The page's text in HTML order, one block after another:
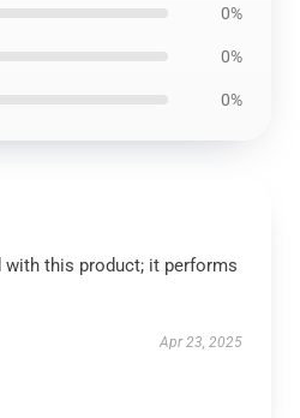
0%
0%
0%
with this product; it performs
Apr 23, 2025